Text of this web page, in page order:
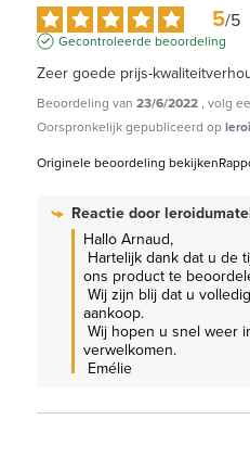
5/5
Gecontroleerde beoordeling
Zeer goede prijs-
Beoordeling van 23/6/2022, volg
Oorspronkelijk gepubliceerd op
Originele beoordeling bekijken
Reactie door
Hallo Arnaud,
ons product te
aankoop.
verwelkomen.
Emélie